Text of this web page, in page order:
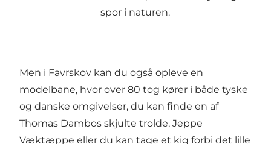
spor i naturen.
Men i Favrskov kan du også opleve en
modelbane, hvor over 80 tog kører i både tyske
og danske omgivelser, du kan finde en af
Thomas Dambos skjulte trolde, Jeppe
Væktæppe eller du kan tage et kig forbi det lille